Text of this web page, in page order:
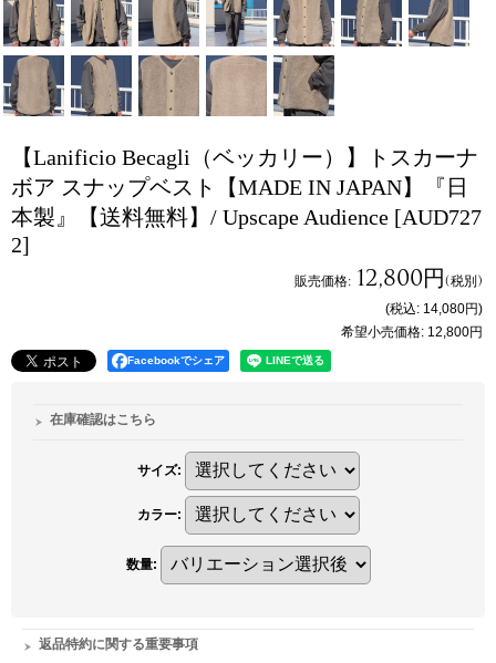
【Lanificio Becagli（ベッカリー）】トスカーナ
ボア スナップベスト【MADE IN JAPAN】『日
本製』【送料無料】/ Upscape Audience [AUD727
2]
販売価格: 12,800円(税別)
(税込: 14,080円)
希望小売価格: 12,800円
Facebookでシェア
在庫確認はこちら
サイズ:
カラー:
数量:
返品特約に関する重要事項